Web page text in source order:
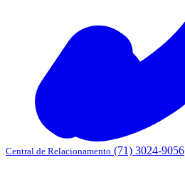
Central de Relacionamento (71) 3024-9056